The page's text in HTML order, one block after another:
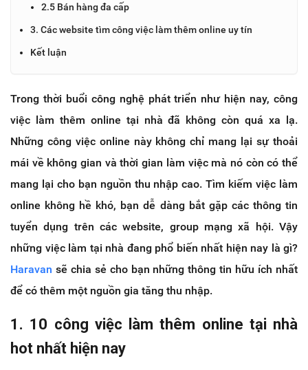
2.5 Bán hàng đa cấp
3. Các website tìm công việc làm thêm online uy tín
Kết luận
Trong thời buổi công nghệ phát triển như hiện nay, công
việc làm thêm online tại nhà đã không còn quá xa lạ.
Những công việc online này không chỉ mang lại sự thoải
mái về không gian và thời gian làm việc mà nó còn có thể
mang lại cho bạn nguồn thu nhập cao. Tìm kiếm việc làm
online không hề khó, bạn dễ dàng bắt gặp các thông tin
tuyển dụng trên các website, group mạng xã hội. Vậy
những việc làm tại nhà đang phổ biến nhất hiện nay là gì?
Haravan sẽ chia sẻ cho bạn những thông tin hữu ích nhất
để có thêm một nguồn gia tăng thu nhập.
1. 10 công việc làm thêm online tại nhà
hot nhất hiện nay